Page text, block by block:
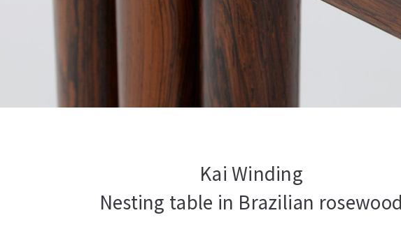
Kai Winding
Nesting table in Brazilian rosewood